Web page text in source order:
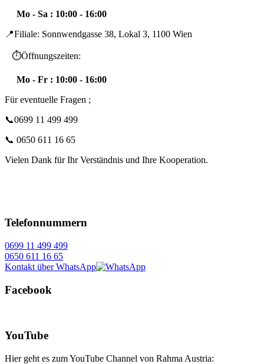
Mo - Sa : 10:00 - 16:00
📍Filiale: Sonnwendgasse 38, Lokal 3, 1100 Wien
⏱️Öffnungszeiten:
Mo - Fr : 10:00 - 16:00
Für eventuelle Fragen ;
📞0699 11 499 499
📞 0650 611 16 65
Vielen Dank für Ihr Verständnis und Ihre Kooperation.
Telefonnummern
0699 11 499 499
0650 611 16 65
Kontakt über WhatsApp
Facebook
YouTube
Hier geht es zum YouTube Channel von Rahma Austria: